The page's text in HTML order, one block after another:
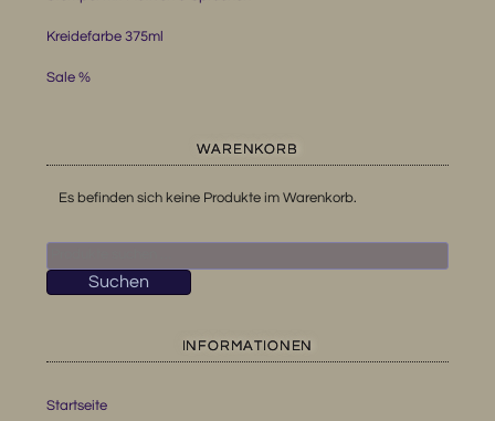
Kreidefarbe 375ml
Sale %
WARENKORB
Es befinden sich keine Produkte im Warenkorb.
nach:
Suchen
INFORMATIONEN
Startseite